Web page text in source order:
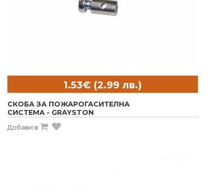
СКОБА ЗА ПОЖАРОГАСИТЕЛНА
СИСТЕМА - GRAYSTON
Добави в